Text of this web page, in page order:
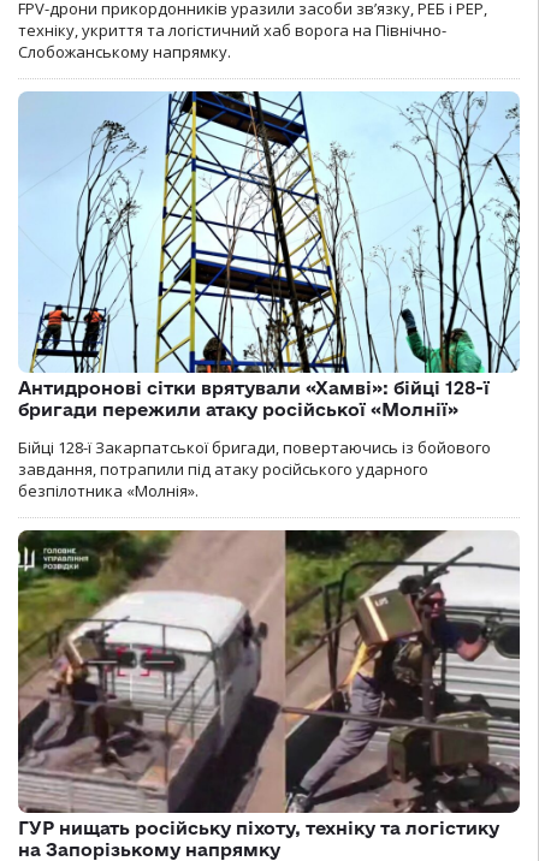
FPV-дрони прикордонників уразили засоби зв’язку, РЕБ і РЕР,
техніку, укриття та логістичний хаб ворога на Північно-
Слобожанському напрямку.
Антидронові сітки врятували «Хамві»: бійці 128-ї
бригади пережили атаку російської «Молнії»
Бійці 128-ї Закарпатської бригади, повертаючись із бойового
завдання, потрапили під атаку російського ударного
безпілотника «Молнія».
ГУР нищать російську піхоту, техніку та логістику
на Запорізькому напрямку